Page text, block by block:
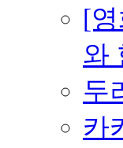
[영
와
두
카